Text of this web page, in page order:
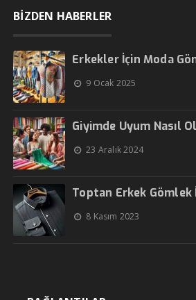
BİZDEN HABERLER
Erkekler İçin Moda
9 Ocak 2025
Giyimde Uyum Nasıl
23 Aralık 2024
Toptan Erkek
8 Kasım 2023